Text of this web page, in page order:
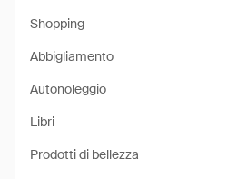
Shopping
Abbigliamento
Autonoleggio
Libri
Prodotti di bellezza